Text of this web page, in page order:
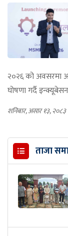
२०२६ को अवसरमा
घोषणा गर्दै
शनिबार, असार १३, २०८३
ताजा